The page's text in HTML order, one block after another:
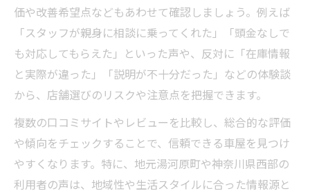
価や改善希望点などもあわせて確認しましょう。例えば
「スタッフが親身に相談に乗ってくれた」「頭金なしで
も対応してもらえた」といった声や、反対に「在庫情報
と実際が違った」「説明が不十分だった」などの体験談
から、店舗選びのリスクや注意点を把握できます。
複数の口コミサイトやレビューを比較し、総合的な評価
や傾向をチェックすることで、信頼できる車屋を見つけ
やすくなります。特に、地元湯河原町や神奈川県西部の
利用者の声は、地域性や生活スタイルに合った情報源と